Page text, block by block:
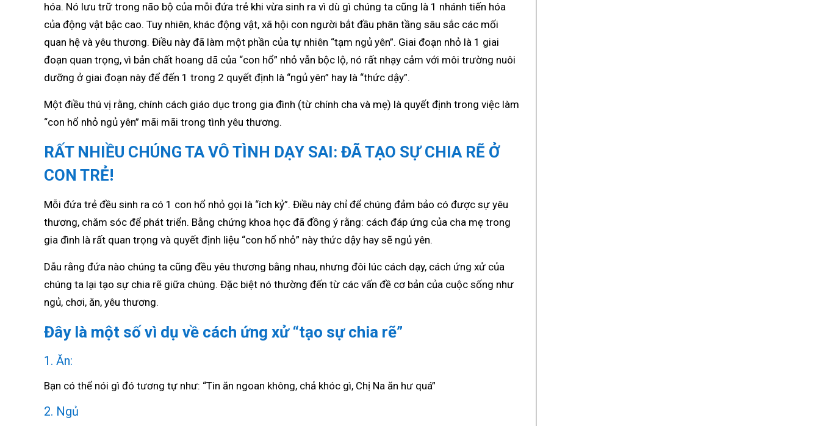
hóa. Nó lưu trữ trong não bộ của mỗi đứa trẻ khi vừa sinh ra vì dù gì chúng ta cũng là 1 nhánh tiến hóa
của động vật bậc cao. Tuy nhiên, khác động vật, xã hội con người bắt đầu phân tầng sâu sắc các mối
quan hệ và yêu thương. Điều này đã làm một phần của tự nhiên “tạm ngủ yên”. Giai đoạn nhỏ là 1 giai
đoạn quan trọng, vì bản chất hoang dã của “con hổ” nhỏ vẫn bộc lộ, nó rất nhạy cảm với môi trường nuôi
dưỡng ở giai đoạn này để đến 1 trong 2 quyết định là “ngủ yên” hay là “thức dậy”.
Một điều thú vị rằng, chính cách giáo dục trong gia đình (từ chính cha và mẹ) là quyết định trong việc làm
“con hổ nhỏ ngủ yên” mãi mãi trong tình yêu thương.
RẤT NHIỀU CHÚNG TA VÔ TÌNH DẠY SAI: ĐÃ TẠO SỰ CHIA RẼ Ở
CON TRẺ!
Mỗi đứa trẻ đều sinh ra có 1 con hổ nhỏ gọi là “ích kỷ”. Điều này chỉ để chúng đảm bảo có được sự yêu
thương, chăm sóc để phát triển. Bằng chứng khoa học đã đồng ý rằng: cách đáp ứng của cha mẹ trong
gia đình là rất quan trọng và quyết định liệu “con hổ nhỏ” này thức dậy hay sẽ ngủ yên.
Dẫu rằng đứa nào chúng ta cũng đều yêu thương bằng nhau, nhưng đôi lúc cách dạy, cách ứng xử của
chúng ta lại tạo sự chia rẽ giữa chúng. Đặc biệt nó thường đến từ các vấn đề cơ bản của cuộc sống như
ngủ, chơi, ăn, yêu thương.
Đây là một số vì dụ về cách ứng xử “tạo sự chia rẽ”
1. Ăn:
Bạn có thể nói gì đó tương tự như: “Tin ăn ngoan không, chả khóc gì, Chị Na ăn hư quá”
2. Ngủ